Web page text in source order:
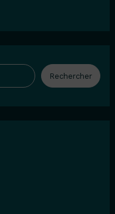
Rechercher